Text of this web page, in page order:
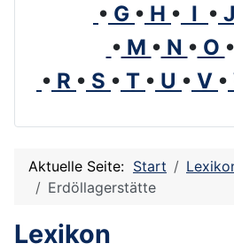
• G • H • I • J
• M • N • O •
• R • S • T • U • V •
Aktuelle Seite: Start
Erdöllagerstätte
Lexikon